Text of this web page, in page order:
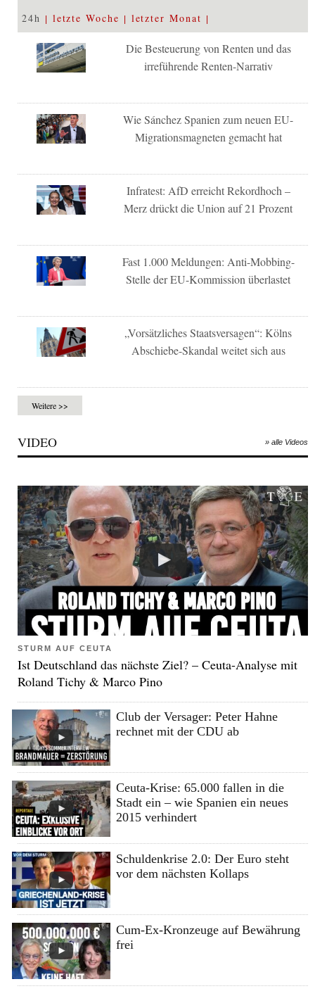
24h letzte Woche letzter Monat
Die Besteuerung von Renten und das
irreführende Renten-Narrativ
Wie Sánchez Spanien zum neuen EU-
Migrationsmagneten gemacht hat
Infratest: AfD erreicht Rekordhoch –
Merz drückt die Union auf 21 Prozent
Fast 1.000 Meldungen: Anti-Mobbing-
Stelle der EU-Kommission überlastet
„Vorsätzliches Staatsversagen“: Kölns
Abschiebe-Skandal weitet sich aus
Weitere >>
VIDEO » alle Videos
STURM AUF CEUTA
Ist Deutschland das nächste Ziel? – Ceuta-Analyse mit
Roland Tichy & Marco Pino
Club der Versager: Peter Hahne
rechnet mit der CDU ab
Ceuta-Krise: 65.000 fallen in die
Stadt ein – wie Spanien ein neues
2015 verhindert
Schuldenkrise 2.0: Der Euro steht
vor dem nächsten Kollaps
Cum-Ex-Kronzeuge auf Bewährung
frei